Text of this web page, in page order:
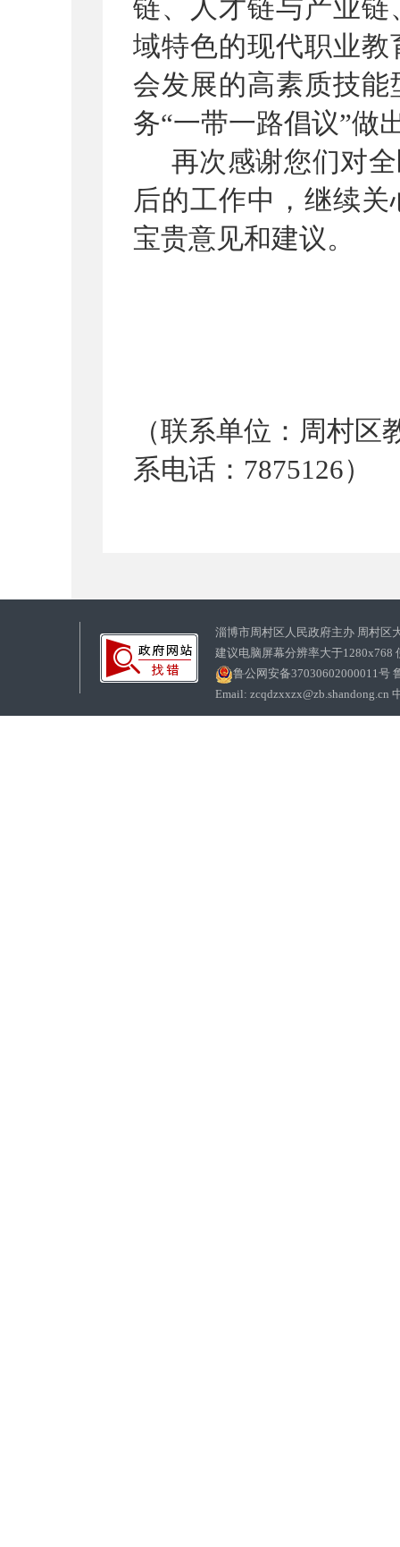
链、人才链与产业
域特色的现代职业
会发展的高素质技
务“一带一路倡议”做
再次感谢您们对
后的工作中，继续
宝贵意见和建议。
（联系单位：周村
系电话： 7875126）
淄博市周村区人民政府主办 周村区
建议电脑屏幕分辨率大于1280x768
鲁公网安备37030602000011号
Email: zcqdzxxzx@zb.shandong.cn